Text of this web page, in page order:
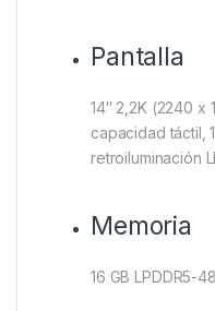
Pantalla
14″ 2,2K (2240 x
capacidad táctil,
retroiluminación
Memoria
16 GB LPDDR5-